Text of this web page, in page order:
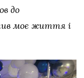
до
моє життя і